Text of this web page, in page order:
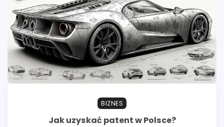
BIZNES
Jak uzyskać patent w Polsce?